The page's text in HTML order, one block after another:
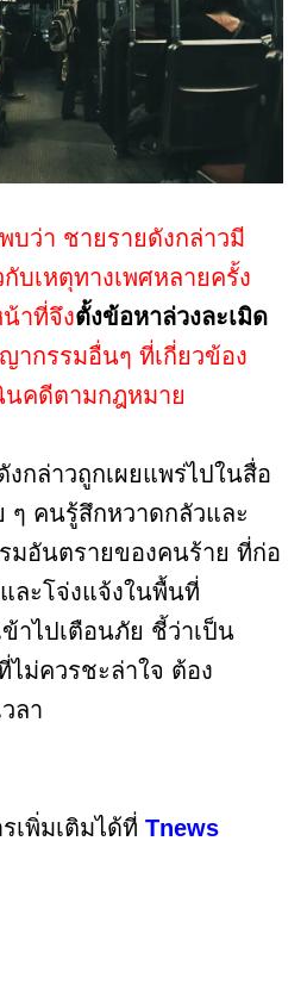
บว่า ชายรายดังกล่าวมี
บเหตุทางเพศหลายครั้ง
าที่จึงตั้งข้อหาล่วงละเมิด
ากรรมอื่นๆ ที่เกี่ยวข้อง
นคดีตามกฎหมาย
งกล่าวถูกเผยแพร่ไปในสื่อ
ๆ คนรู้สึกหวาดกลัวและ
มอันตรายของคนร้าย ที่ก่อ
ละโจ่งแจ้งในพื้นที่
าไปเตือนภัย ชี้ว่าเป็น
ม่ควรชะล่าใจ ต้อง
ลา
เพิ่มเติมได้ที่ Tnews